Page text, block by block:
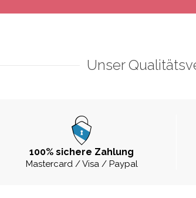
Unser
100% sichere Zahlung
Mastercard / Visa / Paypal